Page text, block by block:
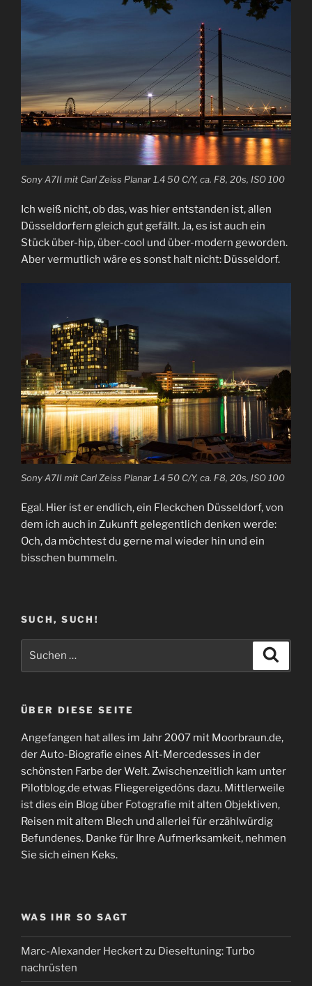
Sony A7II mit Carl Zeiss Planar 1.4 50 C/Y, ca. F8, 20s, ISO 100
Ich weiß nicht, ob das, was hier entstanden ist, allen
Düsseldorfern gleich gut gefällt. Ja, es ist auch ein
Stück über-hip, über-cool und über-modern geworden.
Aber vermutlich wäre es sonst halt nicht: Düsseldorf.
Sony A7II mit Carl Zeiss Planar 1.4 50 C/Y, ca. F8, 20s, ISO 100
Egal. Hier ist er endlich, ein Fleckchen Düsseldorf, von
dem ich auch in Zukunft gelegentlich denken werde:
Och, da möchtest du gerne mal wieder hin und ein
bisschen bummeln.
SUCH, SUCH!
ÜBER DIESE SEITE
Angefangen hat alles im Jahr 2007 mit Moorbraun.de,
der Auto-Biografie eines Alt-Mercedesses in der
schönsten Farbe der Welt. Zwischenzeitlich kam unter
Pilotblog.de etwas Fliegereigedöns dazu. Mittlerweile
ist dies ein Blog über Fotografie mit alten Objektiven,
Reisen mit altem Blech und allerlei für erzählwürdig
Befundenes. Danke für Ihre Aufmerksamkeit, nehmen
Sie sich einen Keks.
WAS IHR SO SAGT
Marc-Alexander Heckertzu Dieseltuning: Turbo
nachrüsten